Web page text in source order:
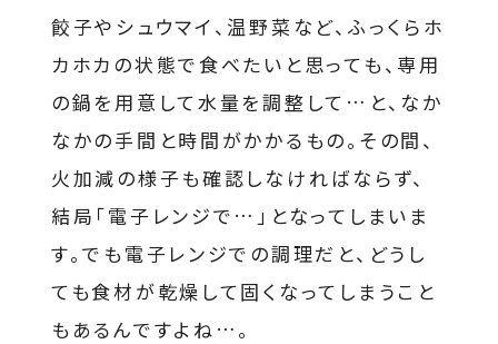
餃子やシュウマイ、温野菜など、ふっくらホ
カホカの状態で食べたいと思っても、専用
の鍋を用意して水量を調整して…と、なか
なかの手間と時間がかかるもの。その間、
火加減の様子も確認しなければならず、
結局「電子レンジで…」となってしまいま
す。でも電子レンジでの調理だと、どうし
ても食材が乾燥して固くなってしまうこと
もあるんですよね…。